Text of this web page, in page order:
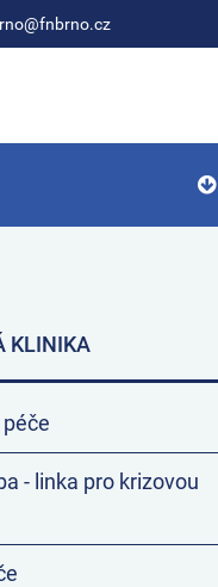
KLINIKA
- linka pro krizovou